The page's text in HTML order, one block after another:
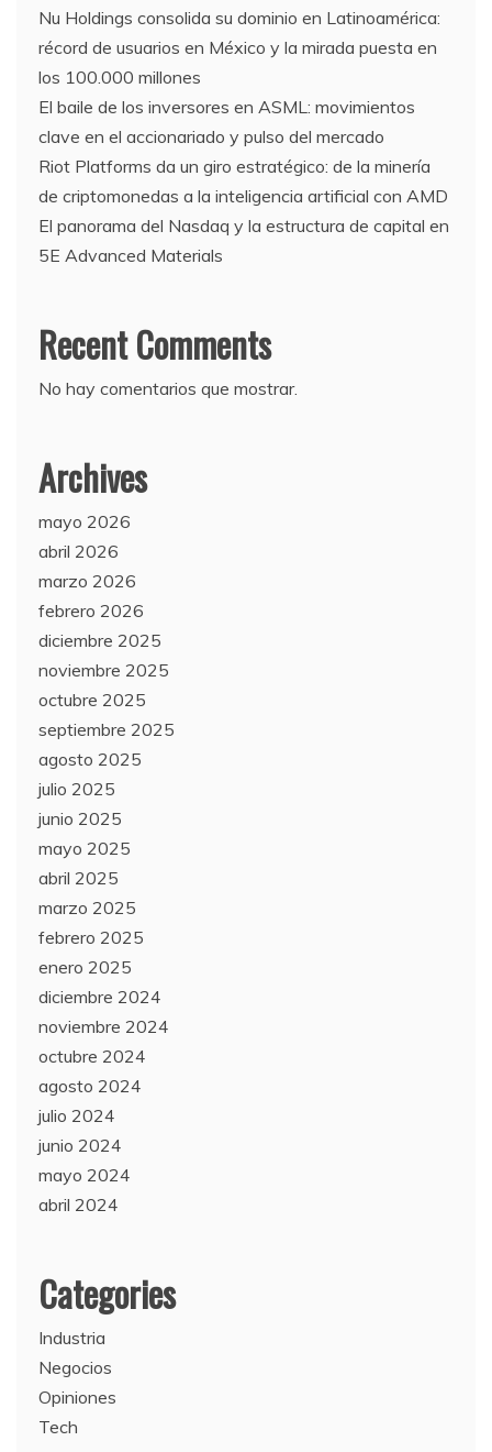
Nu Holdings consolida su dominio en Latinoamérica:
récord de usuarios en México y la mirada puesta en
los 100.000 millones
El baile de los inversores en ASML: movimientos
clave en el accionariado y pulso del mercado
Riot Platforms da un giro estratégico: de la minería
de criptomonedas a la inteligencia artificial con AMD
El panorama del Nasdaq y la estructura de capital en
5E Advanced Materials
Recent Comments
No hay comentarios que mostrar.
Archives
mayo 2026
abril 2026
marzo 2026
febrero 2026
diciembre 2025
noviembre 2025
octubre 2025
septiembre 2025
agosto 2025
julio 2025
junio 2025
mayo 2025
abril 2025
marzo 2025
febrero 2025
enero 2025
diciembre 2024
noviembre 2024
octubre 2024
agosto 2024
julio 2024
junio 2024
mayo 2024
abril 2024
Categories
Industria
Negocios
Opiniones
Tech